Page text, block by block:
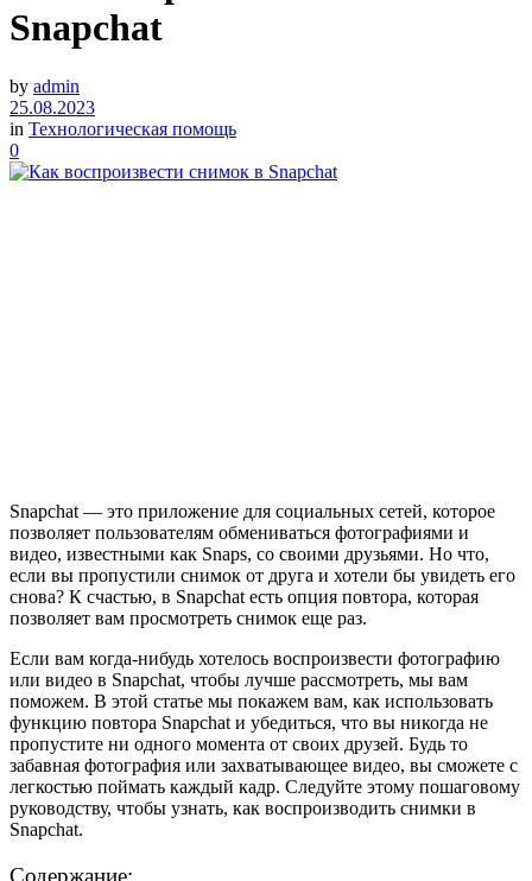
Snapchat
by admin
25.08.2023
in Технологическая помощь
0
Snapchat — это приложение для социальных сетей, которое
позволяет пользователям обмениваться фотографиями и
видео, известными как Snaps, со своими друзьями. Но что,
если вы пропустили снимок от друга и хотели бы увидеть его
снова? К счастью, в Snapchat есть опция повтора, которая
позволяет вам просмотреть снимок еще раз.
Если вам когда-нибудь хотелось воспроизвести фотографию
или видео в Snapchat, чтобы лучше рассмотреть, мы вам
поможем. В этой статье мы покажем вам, как использовать
функцию повтора Snapchat и убедиться, что вы никогда не
пропустите ни одного момента от своих друзей. Будь то
забавная фотография или захватывающее видео, вы сможете с
легкостью поймать каждый кадр. Следуйте этому пошаговому
руководству, чтобы узнать, как воспроизводить снимки в
Snapchat.
Содержание: